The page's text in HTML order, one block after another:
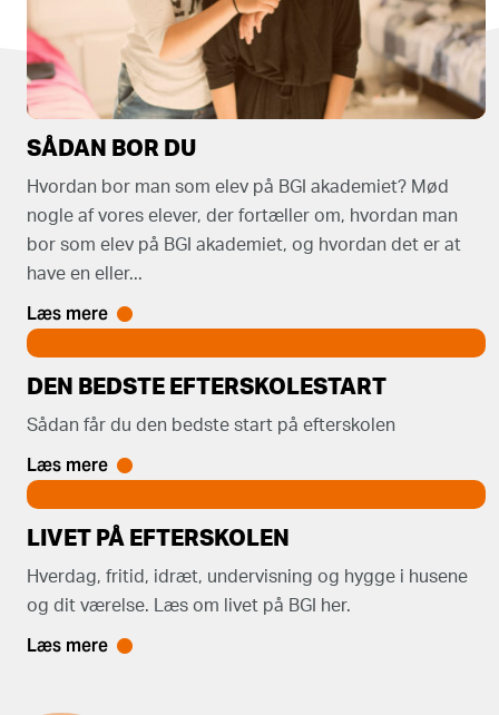
SÅDAN BOR DU
Hvordan bor man som elev på BGI akademiet? Mød
nogle af vores elever, der fortæller om, hvordan man
bor som elev på BGI akademiet, og hvordan det er at
have en eller...
Læs mere
DEN BEDSTE EFTERSKOLESTART
Sådan får du den bedste start på efterskolen
Læs mere
LIVET PÅ EFTERSKOLEN
Hverdag, fritid, idræt, undervisning og hygge i husene
og dit værelse. Læs om livet på BGI her.
Læs mere